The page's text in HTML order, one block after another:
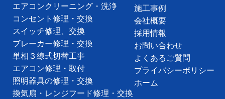
エアコンクリーニング・洗浄
コンセント修理・交換
スイッチ修理、交換
ブレーカー修理・交換
単相３線式切替工事
エアコン修理・取付
照明器具の修理・交換
換気扇・レンジフード修理・交換
施工事例
会社概要
採用情報
お問い合わせ
よくあるご質問
プライバシーポリシー
ホーム